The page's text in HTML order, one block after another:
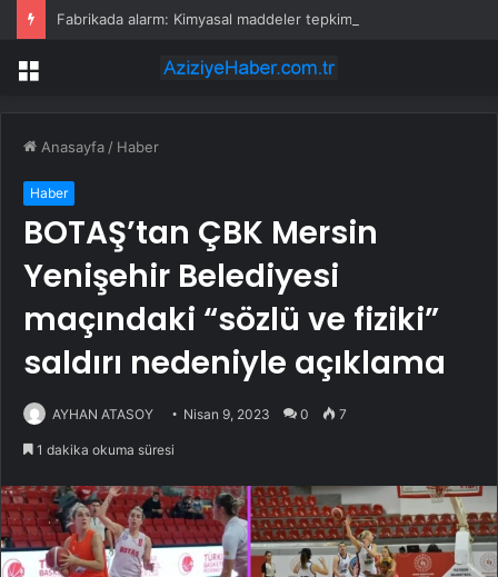
Menü
Anasayfa / Haber
Haber
BOTAŞ’tan ÇBK Mersin
Yenişehir Belediyesi
maçındaki “sözlü ve fiziki”
saldırı nedeniyle açıklama
AYHAN ATASOY Nisan 9, 2023 0 7
1 dakika okuma süresi